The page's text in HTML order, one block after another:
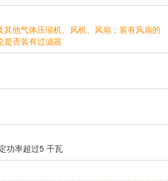
其他气体压缩机、风机、风扇；装有风扇的
是否装有过滤器
功率超过5 千瓦